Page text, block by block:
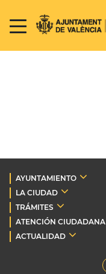
AYUNTAMIENTO
LA CIUDAD
TRÁMITES
ATENCIÓN CIUDADANA
ACTUALIDAD